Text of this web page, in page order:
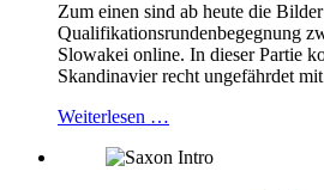
Zum einen sind ab heute die
Qualifikationsrundenbegegnung
Slowakei online. In dieser Partie
Skandinavier recht ungefährdet
Weiterlesen …